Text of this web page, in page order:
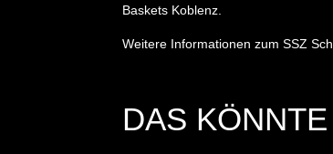
Baskets Koblenz.
Weitere Informationen zum SSZ
DAS